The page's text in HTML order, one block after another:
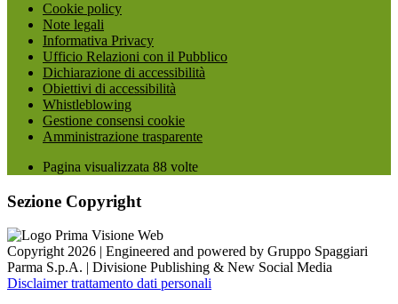
Cookie policy
Note legali
Informativa Privacy
Ufficio Relazioni con il Pubblico
Dichiarazione di accessibilità
Obiettivi di accessibilità
Whistleblowing
Gestione consensi cookie
Amministrazione trasparente
Pagina visualizzata 88 volte
Sezione Copyright
Copyright 2026 | Engineered and powered by Gruppo Spaggiari
Parma S.p.A. | Divisione Publishing & New Social Media
Disclaimer trattamento dati personali